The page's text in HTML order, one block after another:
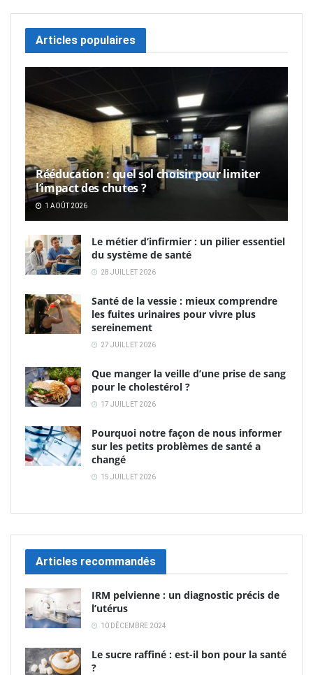
Articles populaires
Rééducation : quel sol choisir pour limiter
l’impact des chutes ?
1 AOÛT 2026
Le métier d’infirmier : un pilier essentiel
du système de santé
28 JUILLET 2026
Santé de la vessie : mieux comprendre
les fuites urinaires pour vivre plus
sereinement
27 JUILLET 2026
Que manger la veille d’une prise de sang
pour le cholestérol ?
17 JUILLET 2026
Pourquoi notre façon de nous informer
sur les petits problèmes de santé a
changé
15 JUILLET 2026
Articles recommandés
IRM pelvienne : un diagnostic précis de
l’utérus
10 DÉCEMBRE 2024
Le sucre raffiné : est-il bon pour la santé
?